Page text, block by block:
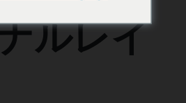
ルレイ